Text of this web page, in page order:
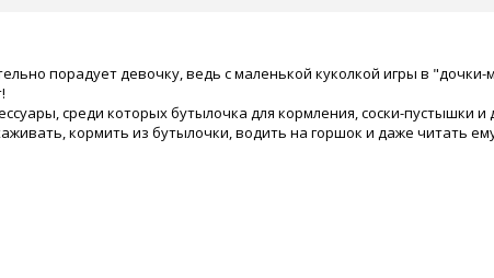
порадует девочку, ведь с маленькой куколкой игры в
среди которых бутылочка для кормления, соски-пустышки
кормить из бутылочки, водить на горшок и даже читать